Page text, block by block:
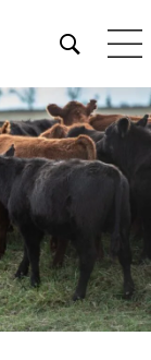
Open
site
search
form